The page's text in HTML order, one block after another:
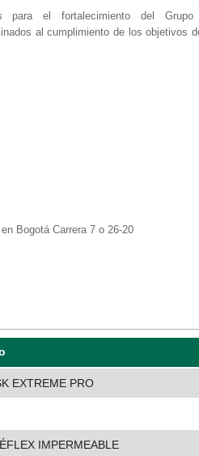
para el fortalecimiento del
al cumplimiento de los objetivos
Bogotá Carrera 7 o 26-20
EXTREME PRO
IMPERMEABLE